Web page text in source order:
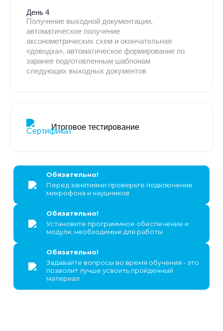
День 4
Получение выходной документации,
автоматическое получение
аксонометрических схем и окончательная
«доводка», автоматическое формирование по
заранее подготовленным шаблонам
следующих выходных документов
Итоговое тестирование
Обязательно!
Перед занятиями проверьте подключение
микрофона и наушников
Обязательно!
Установите программное обеспечение и
модули, необходимые для работы
Обязательно!
Задавайте вопросы во время обучения - это
позволит лучше усвоить пройденный
материал